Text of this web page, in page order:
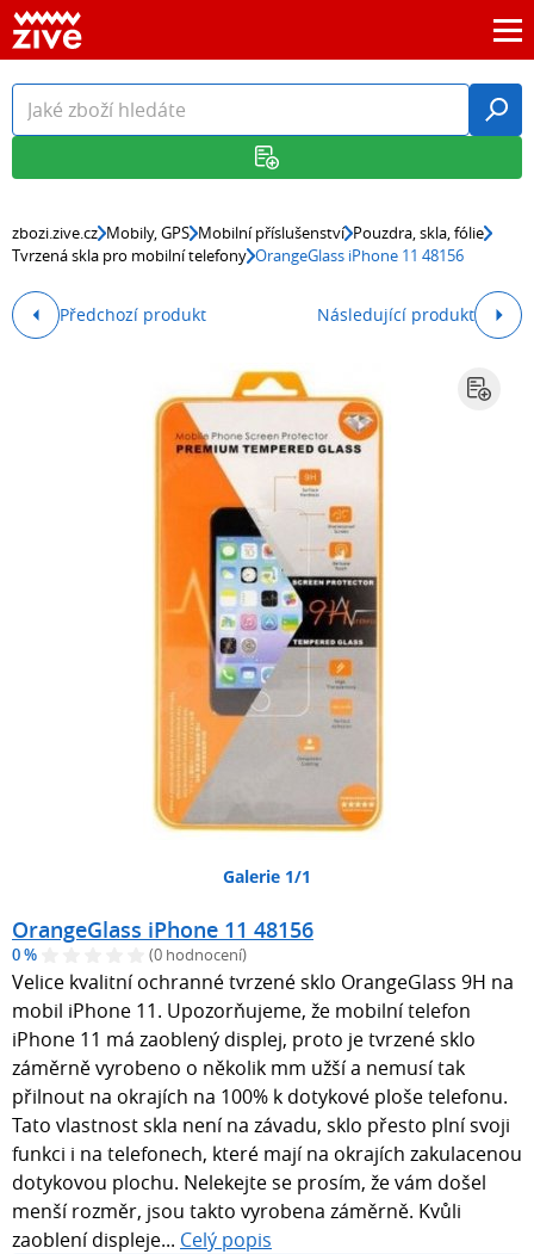
zbozi.zive.cz Mobily, GPS Mobilní příslušenství Pouzdra, skla, fólie
Tvrzená skla pro mobilní telefony OrangeGlass iPhone 11 48156
Předchozí produkt Následující produkt
Galerie 1/1
OrangeGlass iPhone 11 48156
0 % (0 hodnocení)
Velice kvalitní ochranné tvrzené sklo OrangeGlass 9H na
mobil iPhone 11. Upozorňujeme, že mobilní telefon
iPhone 11 má zaoblený displej, proto je tvrzené sklo
záměrně vyrobeno o několik mm užší a nemusí tak
přilnout na okrajích na 100% k dotykové ploše telefonu.
Tato vlastnost skla není na závadu, sklo přesto plní svoji
funkci i na telefonech, které mají na okrajích zakulacenou
dotykovou plochu. Nelekejte se prosím, že vám došel
menší rozměr, jsou takto vyrobena záměrně. Kvůli
zaoblení displeje... Celý popis